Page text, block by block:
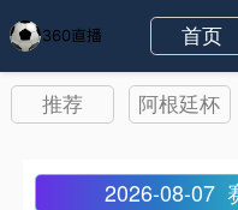
首页
推荐 阿根廷杯
2026-08-07